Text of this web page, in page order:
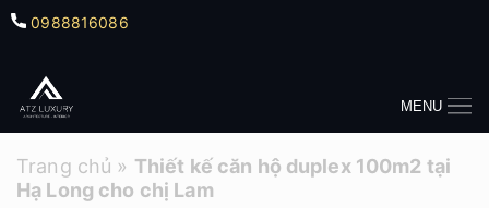
0988816086
MENU
Trang chủ » Thiết kế căn hộ duplex 100m2 tại
Hạ Long cho chị Lam